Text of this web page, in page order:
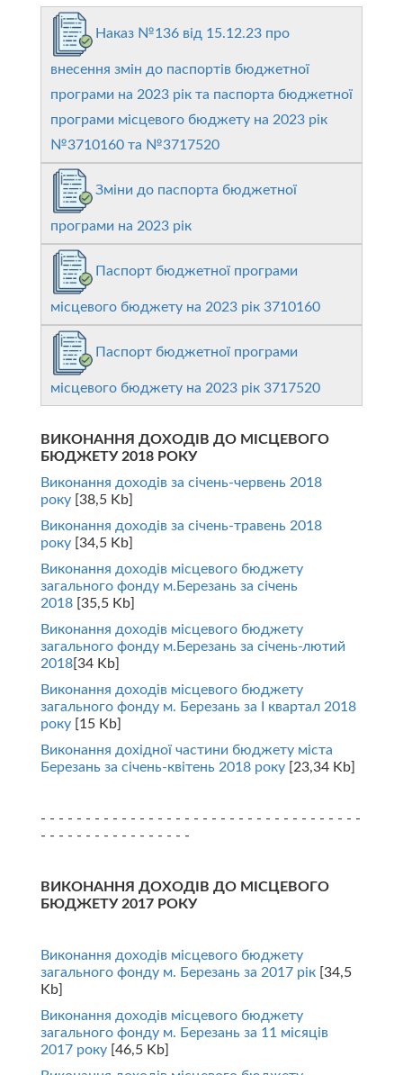
Наказ №136 від 15.12.23 про
внесення змін до паспортів бюджетної
програми на 2023 рік та паспорта бюджетної
програми місцевого бюджету на 2023 рік
№3710160 та №3717520
Зміни до паспорта бюджетної
програми на 2023 рік
Паспорт бюджетної програми
місцевого бюджету на 2023 рік 3710160
Паспорт бюджетної програми
місцевого бюджету на 2023 рік 3717520
ВИКОНАННЯ ДОХОДІВ ДО МІСЦЕВОГО
БЮДЖЕТУ 2018 РОКУ
Виконання доходів за січень-червень 2018
року [38,5 Kb]
Виконання доходів за січень-травень 2018
року [34,5 Kb]
Виконання доходів місцевого бюджету
загального фонду м.Березань за січень
2018 [35,5 Kb]
Виконання доходів місцевого бюджету
загального фонду м.Березань за січень-лютий
2018[34 Kb]
Виконання доходів місцевого бюджету
загального фонду м. Березань за І квартал 2018
року [15 Kb]
Виконання дохідної частини бюджету міста
Березань за січень-квітень 2018 року [23,34 Kb]
- - - - - - - - - - - - - - - - - - - - - - - - - - - - - - - - - - - -
- - - - - - - - - - - - - - - - -
ВИКОНАННЯ ДОХОДІВ ДО МІСЦЕВОГО
БЮДЖЕТУ 2017 РОКУ
Виконання доходів місцевого бюджету
загального фонду м. Березань за 2017 рік [34,5
Kb]
Виконання доходів місцевого бюджету
загального фонду м. Березань за 11 місяців
2017 року [46,5 Kb]